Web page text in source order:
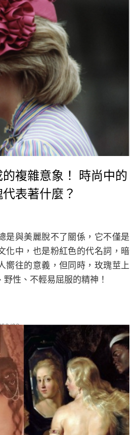
複雜意象！ 時尚中的
表著什麼？
是與美麗脫不了關係，它不僅是
化中，也是粉紅色的代名詞，暗
嚮往的意義，但同時，玫瑰莖上
性、不輕易屈服的精神！
02